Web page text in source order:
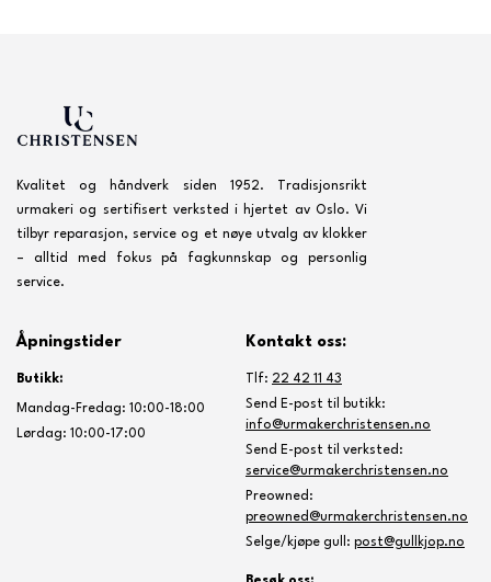
Kvalitet og håndverk siden 1952. Tradisjonsrikt
urmakeri og sertifisert verksted i hjertet av Oslo. Vi
tilbyr reparasjon, service og et nøye utvalg av klokker
– alltid med fokus på fagkunnskap og personlig
service.
Åpningstider
Butikk:
Mandag-Fredag: 10:00-18:00
Lørdag: 10:00-17:00
Kontakt oss:
Tlf: 22 42 11 43
Send E-post til butikk:
info@urmakerchristensen.no
Send E-post til verksted:
service@urmakerchristensen.no
Preowned:
preowned@urmakerchristensen.no
Selge/kjøpe gull: post@gullkjop.no